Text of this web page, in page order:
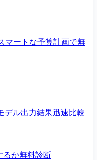
マートな予算計画で無
デル出力結果迅速比較
るか無料診断